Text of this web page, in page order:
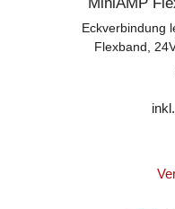
Eckverbindung
Flexband,